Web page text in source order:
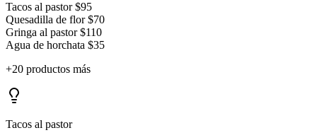
Tacos al pastor $95
Quesadilla de flor $70
Gringa al pastor $110
Agua de horchata $35
+20 productos más
Tacos al pastor